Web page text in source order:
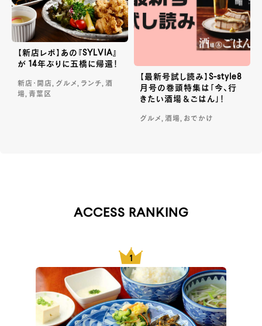
【新店レポ】あの『SYLVIA』
が 14年ぶりに五橋に帰還！
新店・開店, グルメ, ランチ, 酒
場, 青葉区
【最新号試し読み】S-style8
月号の巻頭特集は「今、行
きたい酒場＆ごはん」！
グルメ, 酒場, おでかけ
ACCESS RANKING